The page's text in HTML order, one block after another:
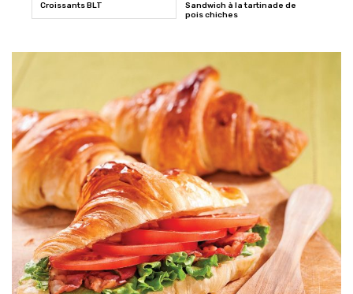
Croissants BLT
Sandwich à la tartinade de
pois chiches